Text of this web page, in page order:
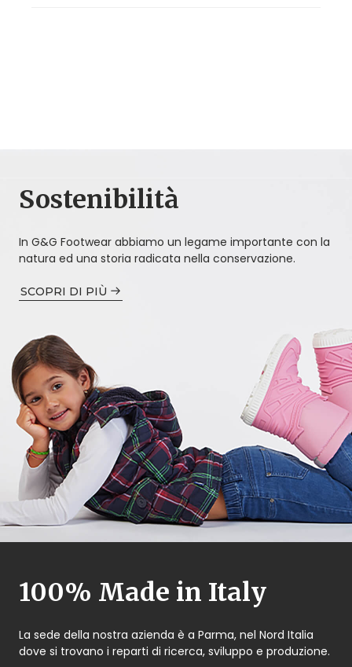
Sostenibilità
In G&G Footwear abbiamo un legame importante con la
natura ed una storia radicata nella conservazione.
SCOPRI DI PIÙ
100% Made in Italy
La sede della nostra azienda è a Parma, nel Nord Italia
dove si trovano i reparti di ricerca, sviluppo e produzione.